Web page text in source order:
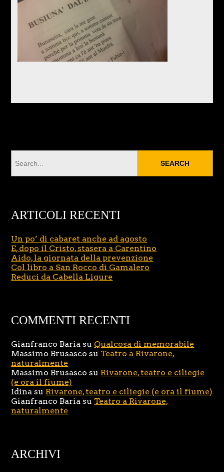
ARTICOLI RECENTI
Un po’ di cabaret anche ad agosto
E, dopo il Cristo, stasera a Carentino
Aido, la giornata della prevenzione
Col libro a San Rocco di Gamalero
Reduci da Cabella Ligure
COMMENTI RECENTI
Gianfranco Baria su Qualcosa di memorabile
Massimo Brusasco su Teatro a Rivarone,
naturalmente
Massimo Brusasco su Rivarone, teatro e ciliegie
(e ora il fiume)
Idina su Rivarone, teatro e ciliegie (e ora il fiume)
Gianfranco Baria su Teatro a Rivarone,
naturalmente
ARCHIVI